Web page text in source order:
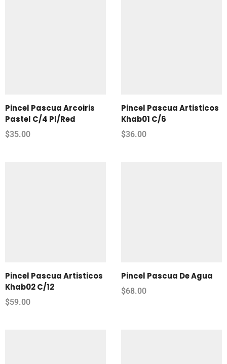
Pincel Pascua Arcoiris
Pastel C/4 Pl/Red
$35.00
Pincel Pascua Artisticos
Khab01 C/6
$36.00
Pincel Pascua Artisticos
Khab02 C/12
$59.00
Pincel Pascua De Agua
$68.00